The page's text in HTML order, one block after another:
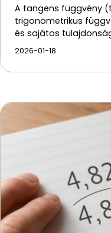
A tangens függvény
trigonometrikus
és sajátos
2026-01-18